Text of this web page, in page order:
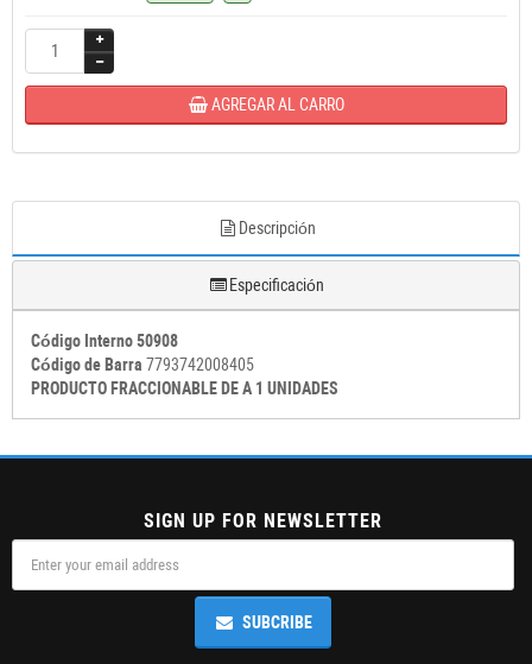
AGREGAR AL CARRO
Descripción
Especificación
Código Interno 50908
Código de Barra 7793742008405
PRODUCTO FRACCIONABLE DE A 1 UNIDADES
SIGN UP FOR NEWSLETTER
SUBCRIBE